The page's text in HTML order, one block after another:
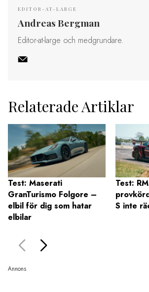
EDITOR-AT-LARGE
Andreas Bergman
Editor-at-large och medgrundare.
Relaterade Artiklar
Test: Maserati
GranTurismo Folgore –
elbil för dig som hatar
elbilar
Test:
S inte
Annons